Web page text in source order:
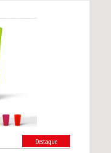
Destaque